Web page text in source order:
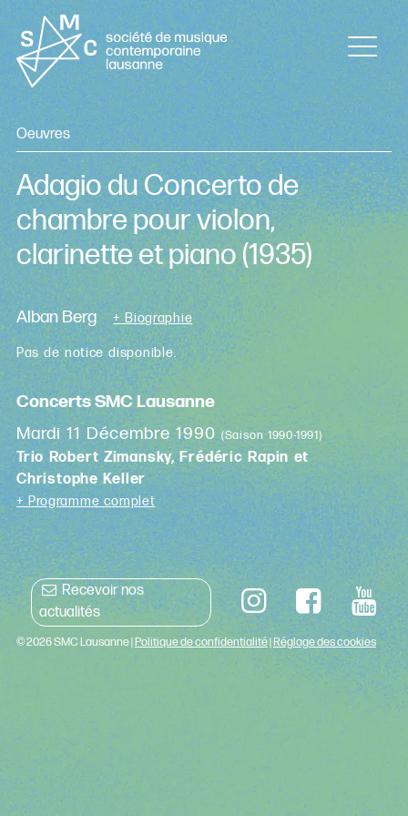
Oeuvres
Adagio du Concerto de
chambre pour violon,
clarinette et piano(1935)
Alban Berg + Biographie
Pas de notice disponible.
Concerts SMC Lausanne
Mardi 11 Décembre 1990(Saison 1990-1991)
Trio Robert Zimansky, Frédéric Rapin et
Christophe Keller
+ Programme complet
Recevoir nos
actualités
© 2026 SMC Lausanne |Politique de confidentialité|Réglage des cookies